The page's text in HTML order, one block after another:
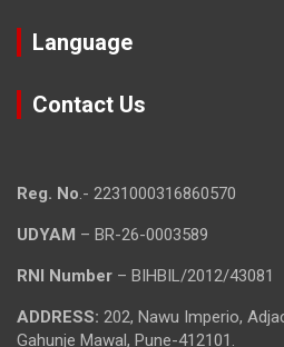
Language
Contact Us
Reg. No.- 2231000316860570
UDYAM – BR-26-0003589
RNI Number – BIHBIL/2012/43081
ADDRESS: 202, Nawu Imperio,
Gahunje Mawal, Pune-412101.